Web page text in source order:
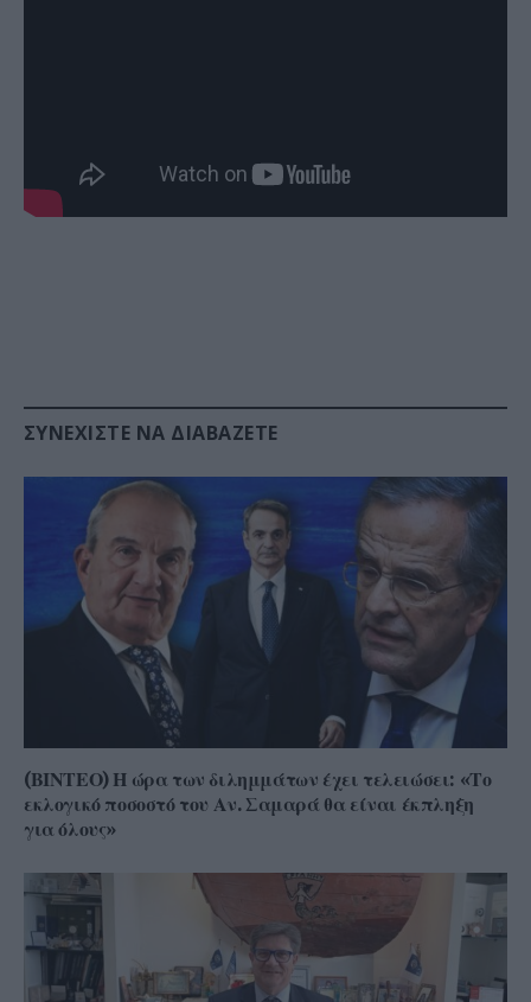
ΣΥΝΕΧΊΣΤΕ ΝΑ ΔΙΑΒΆΖΕΤΕ
(ΒΙΝΤΕΟ) Η ώρα των διλημμάτων έχει τελειώσει: «Το
εκλογικό ποσοστό του Αν. Σαμαρά θα είναι έκπληξη
για όλους»